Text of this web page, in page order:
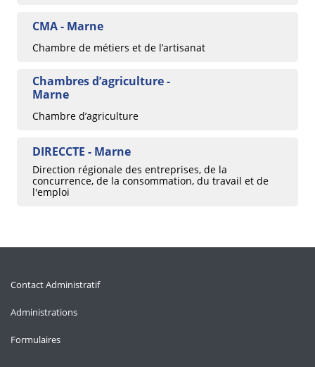
CMA - Marne
Chambre de métiers et de l’artisanat
Chambres d’agriculture -
Marne
Chambre d’agriculture
DIRECCTE - Marne
Direction régionale des entreprises, de la
concurrence, de la consommation, du travail et de
l'emploi
Contact Administratif
Administrations
Formulaires